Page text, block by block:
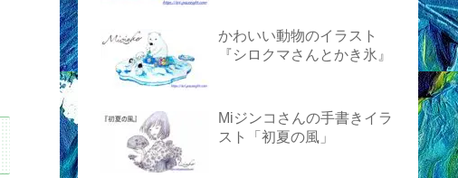
かわいい動物のイラスト
『シロクマさんとかき氷』
Miジンコさんの手書きイラ
スト「初夏の風」